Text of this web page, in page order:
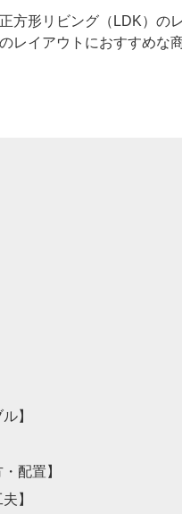
方形リビング（LDK）の
レイアウトにおすすめな
】
配置】
】